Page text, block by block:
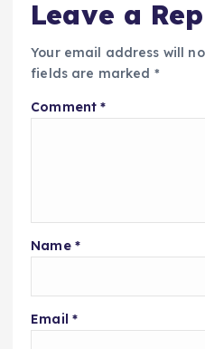
Leave a
Your email address will
fields are marked *
Comment*
Name *
Email *